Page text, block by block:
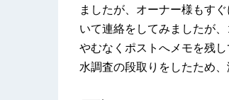
ましたが、オーナー様もす
いて連絡をしてみましたが
やむなくポストへメモを残
水調査の段取りをしたため